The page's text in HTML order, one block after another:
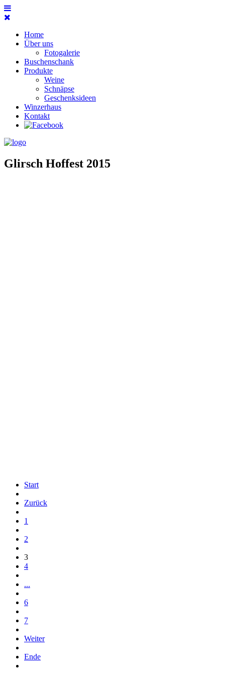
Home
Über uns
Fotogalerie
Buschenschank
Produkte
Weine
Schnäpse
Geschenksideen
Winzerhaus
Kontakt
Glirsch Hoffest 2015
Start
Zurück
1
2
3
4
...
6
7
Weiter
Ende